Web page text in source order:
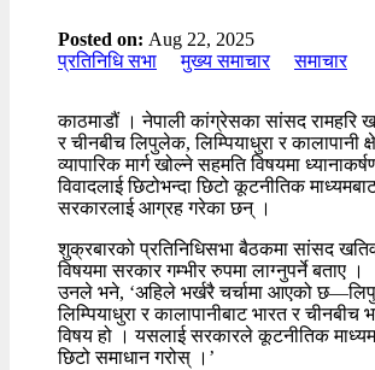
Posted on: Aug 22, 2025
प्रतिनिधि सभा
मुख्य समाचार समाचार
काठमाडौं । नेपाली कांग्रेसका सांसद रामहरि
र चीनबीच लिपुलेक, लिम्पियाधुरा र कालापानी
व्यापारिक मार्ग खोल्ने सहमति विषयमा
विवादलाई छिटोभन्दा छिटो कूटनीतिक
सरकारलाई आग्रह गरेका छन् ।
शुक्रबारको प्रतिनिधिसभा बैठकमा सांसद
विषयमा सरकार गम्भीर रुपमा लाग्नुपर्ने बताए ।
उनले भने, ‘अहिले भर्खरै चर्चामा आएको
लिम्पियाधुरा र कालापानीबाट भारत र चीनबीच
विषय हो । यसलाई सरकारले कूटनीतिक
छिटो समाधान गरोस् ।’